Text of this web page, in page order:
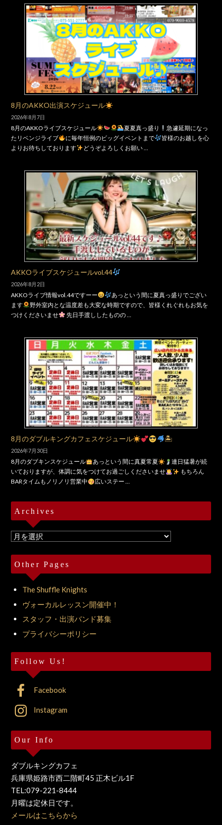
8月のAKKO出演スケジュール
2026年8月7日
8月のAKKOライブスケジュール 夏夏真っ盛り
急遽延期になっ
たリベンジライブ
に毎年恒例のビッグイベントまで
皆様のお越しを心
よりお待ちしております
どうぞよろしくお願い …
AKKOライブスケジュールvol.44
2026年8月2日
AKKOライブ情報vol.44ですーー
あっという間に夏真っ盛りでござい
ます
野外室内とな温度差も大変な時期ですので、皆様くれぐれもお気を
つけくださいませ
先日手渡ししたものの …
8月のダブルキングカフェスケジュール 🏝
2026年7月30日
8月のダブキンスケジュール あっという間に真夏常夏
連日猛暑が続
いておりますが、体調に気をつけてお過ごしくださいませ
もちろん
BARタイムもノリノリ営業中
広いステー …
Archives
Archives
Other Pages
The Shuffle Knights
ヴォーカルレッスン開催中！
スタッフ・出演バンド募集
プライバシーポリシー
Follow Us!
Facebook
Instagram
Our Info
ダブルキングカフェ
兵庫県姫路市西二階町45 正木ビル1F
TEL:079-221-8444
月曜は定休日です。
メールはこちらから